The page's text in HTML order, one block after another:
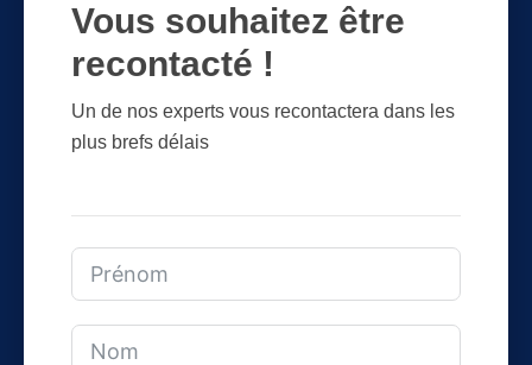
Vous souhaitez être
recontacté !
Un de nos experts vous recontactera dans les
plus brefs délais